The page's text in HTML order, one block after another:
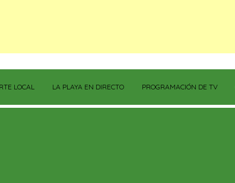
LOCAL LA PLAYA EN DIRECTO PROGRAMACIÓN DE TV